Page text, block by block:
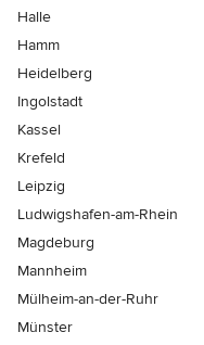
Halle
Hamm
Heidelberg
Ingolstadt
Kassel
Krefeld
Leipzig
Ludwigshafen-am-Rhein
Magdeburg
Mannheim
Mülheim-an-der-Ruhr
Münster